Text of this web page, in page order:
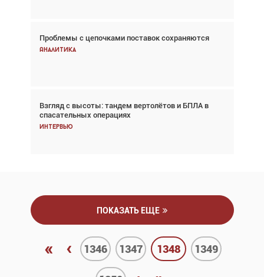
Проблемы с цепочками поставок сохраняются
Аналитика
Взгляд с высоты: тандем вертолётов и БПЛА в
спасательных операциях
Интервью
Впервые с 2024 года глобальный трафик
снижается три недели подряд
Частный самолёт – это актив. Подходите к
покупке соответствующим образом
Интервью
ПОКАЗАТЬ ЕЩЕ
« ‹ 1346 1347 1348 1349